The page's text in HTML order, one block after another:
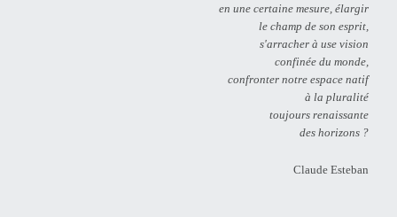
en une certaine mesure, élargir
le champ de son esprit,
s'arracher à use vision
confinée du monde,
confronter notre espace natif
à la pluralité
toujours renaissante
des horizons ?
Claude Esteban